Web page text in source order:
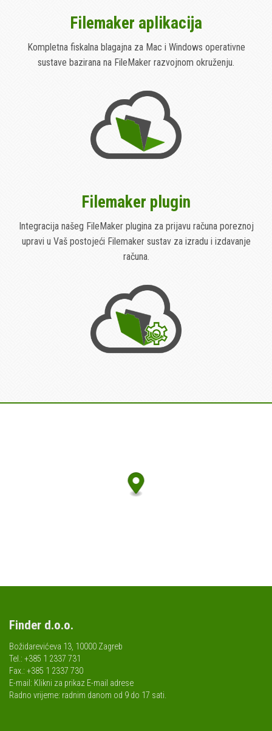
Filemaker aplikacija
Kompletna fiskalna blagajna za Mac i Windows operativne
sustave bazirana na FileMaker razvojnom okruženju.
Filemaker plugin
Integracija našeg FileMaker plugina za prijavu računa poreznoj
upravi u Vaš postojeći Filemaker sustav za izradu i izdavanje
računa.
Finder d.o.o.
Božidarevićeva 13, 10000 Zagreb
Tel.: +385 1 2337 731
Fax.: +385 1 2337 730
E-mail: Klikni za prikaz E-mail adrese
Radno vrijeme: radnim danom od 9 do 17 sati.